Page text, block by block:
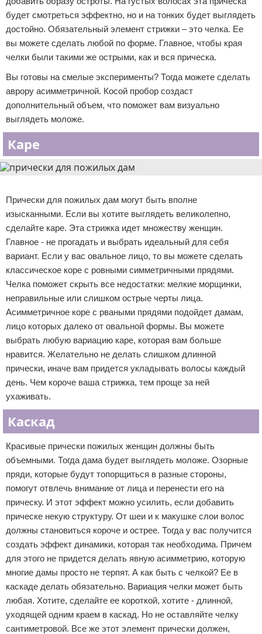
будет смотреться эффектно, но и на тонких будет выглядеть
достойно. Обязательный элемент стрижки – это челка. Ее
вы можете сделать любой по форме. Главное, чтобы края
челки были такими же острыми, как и вся прическа.
Вы готовы на смелые эксперименты? Тогда можете сделать
аврору асимметричной. Косой пробор создаст
дополнительный объем, что поможет вам визуально
выглядеть моложе.
Каре
Прически для пожилых дам могут быть вполне
изысканными. Если вы хотите выглядеть великолепно,
сделайте каре. Эта стрижка идет множеству женщин.
Главное - не прогадать и выбрать идеальный для себя
вариант. Если у вас овальное лицо, то вы можете сделать
классическое коре с ровными симметричными прядями.
Челка поможет скрыть все недостатки: мелкие морщинки,
неправильные или слишком острые черты лица.
Асимметричное коре с рваными прядями подойдет дамам,
лицо которых далеко от овальной формы. Вы можете
выбрать любую вариацию каре, которая вам больше
нравится. Желательно не делать слишком длинной
прически, иначе вам придется укладывать волосы каждый
день. Чем короче ваша стрижка, тем проще за ней
ухаживать.
Каскад
Красивые прически пожилых женщин должны быть
объемными. Тогда дама будет выглядеть моложе. Озорные
пряди, которые будут топорщиться в разные стороны,
помогут отвлечь внимание от лица и перенести его на
прическу. И этот эффект можно усилить, если добавить
прическе некую структуру. От шеи и к макушке слои волос
должны становиться короче и острее. Тогда у вас получится
создать эффект динамики, которая так необходима. Причем
для этого не придется делать явную асимметрию, которую
многие дамы просто не терпят. А как быть с челкой? Ее в
каскаде делать обязательно. Вариация челки может быть
любая. Хотите, сделайте ее короткой, хотите - длинной,
уходящей одним краем в каскад. Но не оставляйте челку
сантиметровой. Все же этот элемент прически должен,